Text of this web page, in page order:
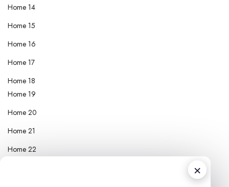
Home 14
Home 15
Home 16
Home 17
Home 18
Home 19
Home 20
Home 21
Home 22
×